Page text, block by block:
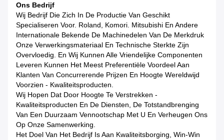
Ons Bedrijf
Wij Bedrijf Die Zich In De Productie Van Geschikt
Specialiseren Voor. Roland, Komori. Mitsubishi En Andere
Internationale Bekende De Machinedelen Van De Merkdruk
Onze Verwerkingsmateriaal En Technische Sterkte Zijn
Overvloedig. En Wij Kunnen Alle Vriendelijke Componenten
Leveren Kunnen Het Meest Preferentiële Voordeel Aan
Klanten Van Concurrerende Prijzen En Hoogte Wereldwijd
Voorzien - Kwaliteitsproducten.
Wij Hopen Dat Door Hoogte Te Verstrekken -
Kwaliteitsproducten En De Diensten, De Totstandbrenging
Van Een Duurzaam Vennootschap Met U En Verheugen Ons
Op Onze Samenwerking.
Het Doel Van Het Bedrijf Is Aan Kwaliteitsborging, Win-Win